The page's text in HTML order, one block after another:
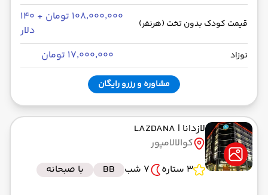
قیمت کودک بدون تخت (هرنفر)
۱۰۸٬۰۰۰٬۰۰۰ تومان + ۱۴۰
دلار
نوزاد ۱۷٬۰۰۰٬۰۰۰ تومان
مشاوره و رزرو رایگان
لازدانا | LAZDANA
کوالالامپور
3 ستاره
7 شب BB با صبحانه